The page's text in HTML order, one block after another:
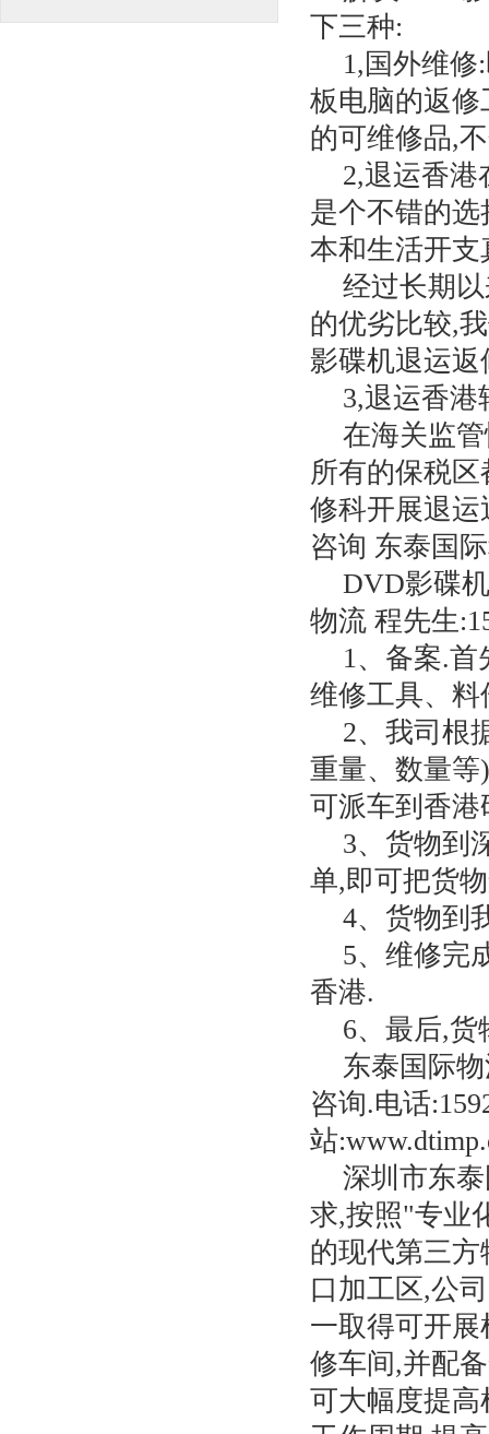
下三种:
1,国外维
板电脑的返
的可维修品,
2,退运香
是个不错的
本和生活开
经过长期
的优劣比较,
影碟机退运
3,退运香
在海关监
所有的保税
修科开展退
咨询 东泰国
DVD影碟
物流 程先生
1、备案.
维修工具、
2、我司根
重量、数量
可派车到香
3、货物到
单,即可把货
4、货物到
5、维修完
香港.
6、最后,
东泰国际
咨询.电话
站
深圳市东
求,按照"专业
的现代第三
口加工区,公
一取得可开
修车间,并配
可大幅度提